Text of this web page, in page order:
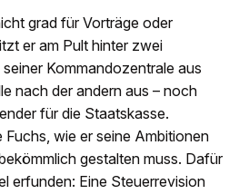
grad für Vorträge oder
er am Pult hinter zwei
Kommandozentrale aus
nach der andern aus – noch
für die Staatskasse.
Fuchs, wie er seine Ambitionen
gestalten muss. Dafür
erfunden: Eine Steuerrevision